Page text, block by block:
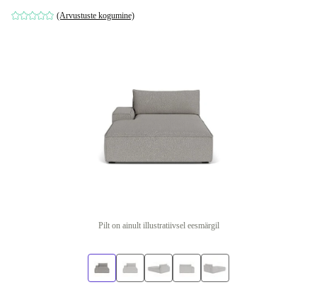
(Arvustuste kogumine)
Pilt on ainult illustratiivsel eesmärgil